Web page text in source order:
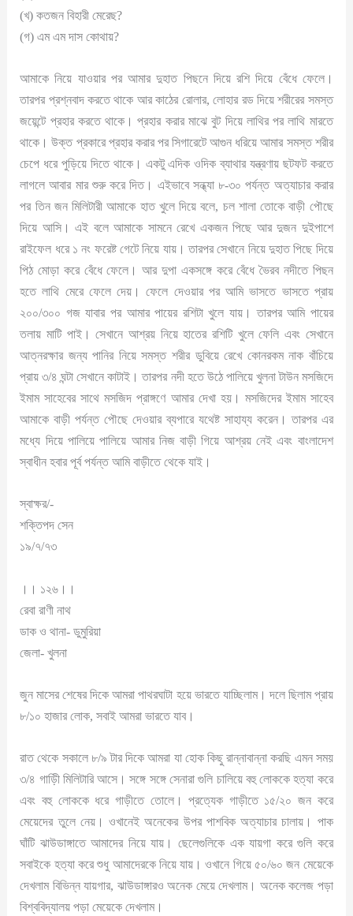
(খ) কতজন বিহারী মেরেছ?
(গ) এম এম দাস কোথায়?
আমাকে নিয়ে যাওয়ার পর আমার দুহাত পিছনে দিয়ে রশি দিয়ে বেঁধে ফেলে।
তারপর প্রশ্নবাদ করতে থাকে আর কাঠের রোলার, লোহার রড দিয়ে শরীরের সমস্ত
জয়েন্টে প্রহার করতে থাকে। প্রহার করার মাঝে বুট দিয়ে লাথির পর লাথি মারতে
থাকে। উক্ত প্রকারে প্রহার করার পর সিগারেটে আগুন ধরিয়ে আমার সমস্ত শরীর
চেপে ধরে পুড়িয়ে দিতে থাকে। একটু এদিক ওদিক ব্যাথার যন্ত্রণায় ছটফট করতে
লাগলে আবার মার শুরু করে দিত। এইভাবে সন্ধ্যা ৮-৩০ পর্যন্ত অত্যাচার করার
পর তিন জন মিলিটারী আমাকে হাত খুলে দিয়ে বলে, চল শালা তোকে বাড়ী পৌছে
দিয়ে আসি। এই বলে আমাকে সামনে রেখে একজন পিছে আর দুজন দুইপাশে
রাইফেল ধরে ১ নং ফরেষ্ট গেটে নিয়ে যায়। তারপর সেখানে নিয়ে দুহাত পিছে দিয়ে
পিঠ মোড়া করে বেঁধে ফেলে। আর দুপা একসঙ্গে করে বেঁধে ভৈরব নদীতে পিছন
হতে লাথি মেরে ফেলে দেয়। ফেলে দেওয়ার পর আমি ভাসতে ভাসতে প্রায়
২০০/৩০০ গজ যাবার পর আমার পায়ের রশিটা খুলে যায়। তারপর আমি পায়ের
তলায় মাটি পাই। সেখানে আশ্রয় নিয়ে হাতের রশিটি খুলে ফেলি এবং সেখানে
আত্নরক্ষার জন্য পানির নিয়ে সমস্ত শরীর ডুবিয়ে রেখে কোনরকম নাক বাঁচিয়ে
প্রায় ৩/৪ ঘন্টা সেখানে কাটাই। তারপর নদী হতে উঠে পালিয়ে খুলনা টাউন মসজিদে
ইমাম সাহেবের সাথে মসজিদ প্রাঙ্গণে আমার দেখা হয়। মসজিদের ইমাম সাহেব
আমাকে বাড়ী পর্যন্ত পৌছে দেওয়ার ব্যপারে যথেষ্ট সাহায্য করেন। তারপর এর
মধ্যে দিয়ে পালিয়ে পালিয়ে আমার নিজ বাড়ী গিয়ে আশ্রয় নেই এবং বাংলাদেশ
স্বাধীন হবার পূর্ব পর্যন্ত আমি বাড়ীতে থেকে যাই।
স্বাক্ষর/-
শক্তিপদ সেন
১৯/৭/৭৩
।। ১২৬।।
রেবা রাণী নাথ
ডাক ও থানা- ডুমুরিয়া
জেলা- খুলনা
জুন মাসের শেষের দিকে আমরা পাথরঘাটা হয়ে ভারতে যাচ্ছিলাম। দলে ছিলাম প্রায়
৮/১০ হাজার লোক, সবাই আমরা ভারতে যাব।
রাত থেকে সকালে ৮/৯ টার দিকে আমরা যা হোক কিছু রান্নাবান্না করছি এমন সময়
৩/৪ গাড়িী মিলিটারি আসে। সঙ্গে সঙ্গে সেনারা গুলি চালিয়ে বহু লোককে হত্যা করে
এবং বহু লোককে ধরে গাড়ীতে তোলে। প্রত্যেক গাড়ীতে ১৫/২০ জন করে
মেয়েদের তুলে নেয়। ওখানেই অনেকের উপর পাশবিক অত্যাচার চালায়। পাক
ঘাঁটি ঝাউডাঙ্গাতে আমাদের নিয়ে যায়। ছেলেগুলিকে এক যায়গা করে গুলি করে
সবাইকে হত্যা করে শুধু আমাদেরকে নিয়ে যায়। ওখানে গিয়ে ৫০/৬০ জন মেয়েকে
দেখলাম বিভিন্ন যায়গার, ঝাউডাঙ্গারও অনেক মেয়ে দেখলাম। অনেক কলেজ পড়া
বিশ্ববিদ্যালয় পড়া মেয়েকে দেখলাম।